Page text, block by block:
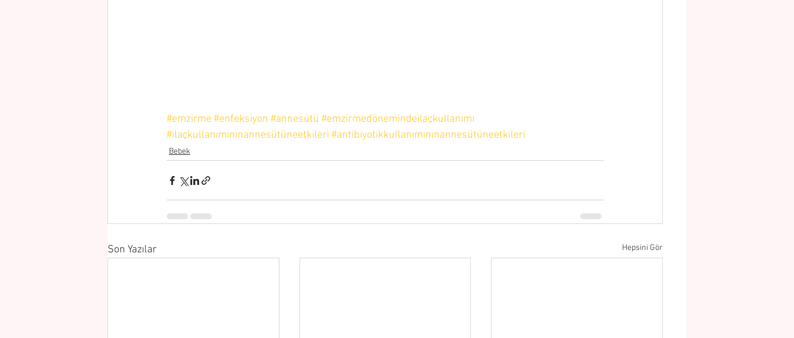
#emzirme #enfeksiyon #annesütü #emzirmedönemindeilaçkullanımı
#ilaçkullanımınınannesütüneetkileri #antibiyotikkullanımınınannesütüneetkileri
Bebek
Son Yazılar Hepsini Gör